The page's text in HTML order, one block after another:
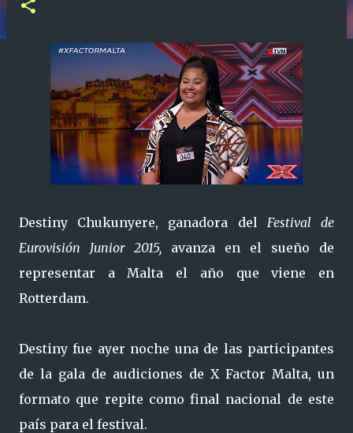
Destiny Chukunyere, ganadora del Festival de
Eurovisión Junior 2015, avanza en el sueño de
representar a Malta el año que viene en
Rotterdam.
Destiny fue ayer noche una de las participantes
de la gala de audiciones de X Factor Malta, un
formato que repite como final nacional de este
país para el festival.